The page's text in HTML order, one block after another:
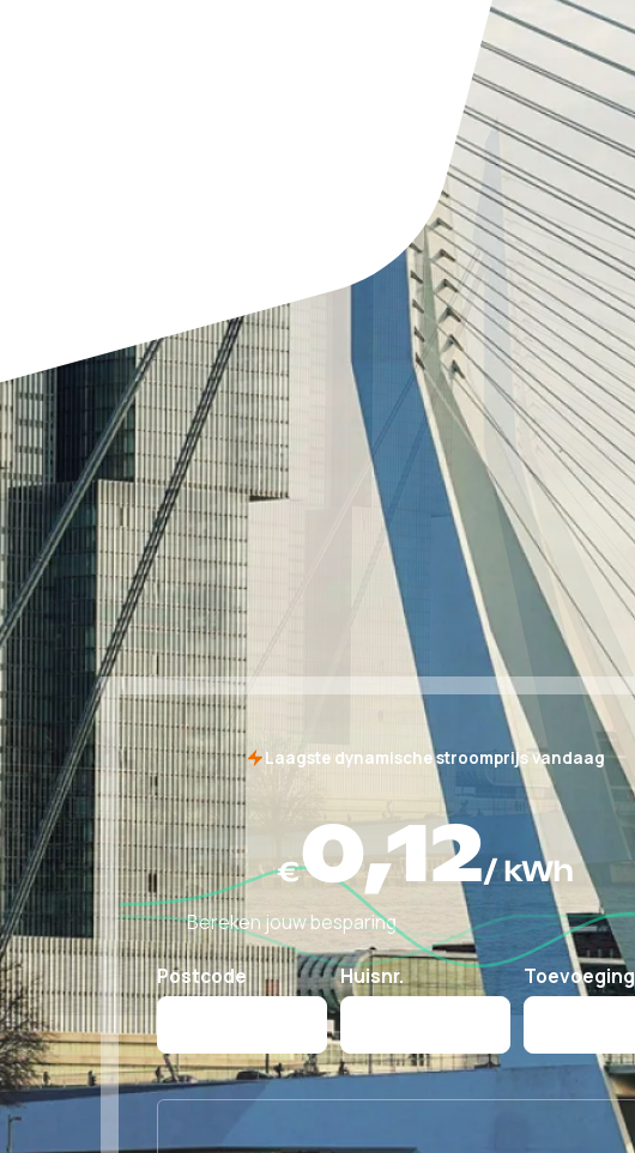
Laagste dynamische stroomprijs vandaag
€0,12/ kWh
Bereken jouw besparing
Postcode Huisnr. Toevoeging